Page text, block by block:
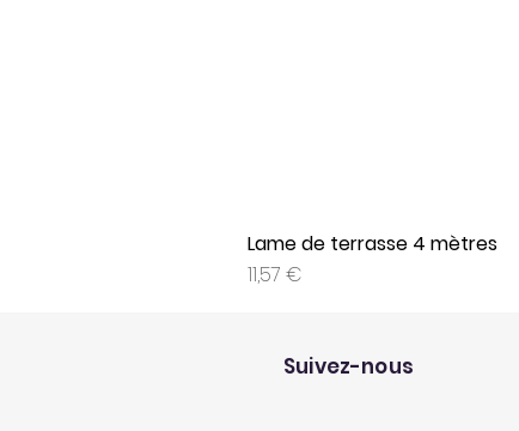
Lame de terrasse 4 mètres
Prix
11,57 €
Suivez-nous